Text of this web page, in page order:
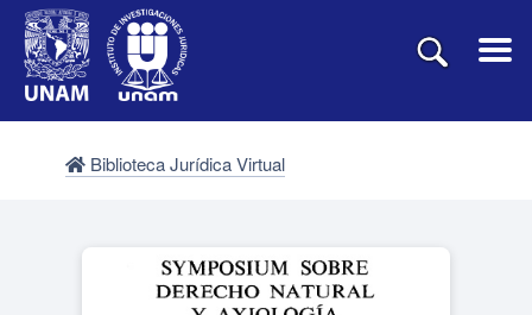
Biblioteca Jurídica Virtual